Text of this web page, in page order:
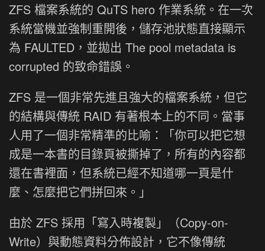
ZFS 檔案系統的 QuTS hero 作業系統。在一次
系統當機並強制重開後，儲存池狀態直接顯示
為 FAULTED，並拋出 The pool metadata is
corrupted 的致命錯誤。
ZFS 是一個非常先進且強大的檔案系統，但它
的結構與傳統 RAID 有著根本上的不同。當事
人用了一個非常精準的比喻：「你可以把它想
成是一本書的目錄頁被撕掉了，所有的內容都
還在書裡面，但系統已經不知道哪一頁是什
麼、怎麼把它們拼回來。」
由於 ZFS 採用「寫入時複製」（Copy-on-
Write）與動態資料分佈設計，它不像傳統